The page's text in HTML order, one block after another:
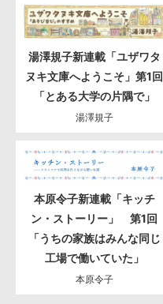
湯澤規子新連載「ユザワタ
ヌキ文庫へようこそ」第1回
「とある大学の片隅で」
湯澤規子
本原令子新連載「キッチ
ン・ストーリー」 第1回
「うちの家族はみんな同じ
工場で働いていた」
本原令子